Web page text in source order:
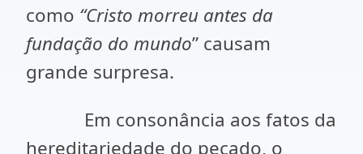
como “Cristo morreu antes da
fundação do mundo” causam
grande surpresa.
Em consonância aos fatos da
hereditariedade do pecado, o